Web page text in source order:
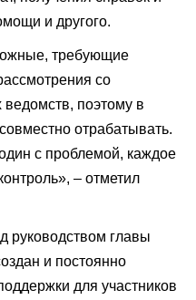
и другого.
требующие
со
поэтому в
отрабатывать.
с проблемой, каждое
– отметил
руководством главы
и постоянно
для участников